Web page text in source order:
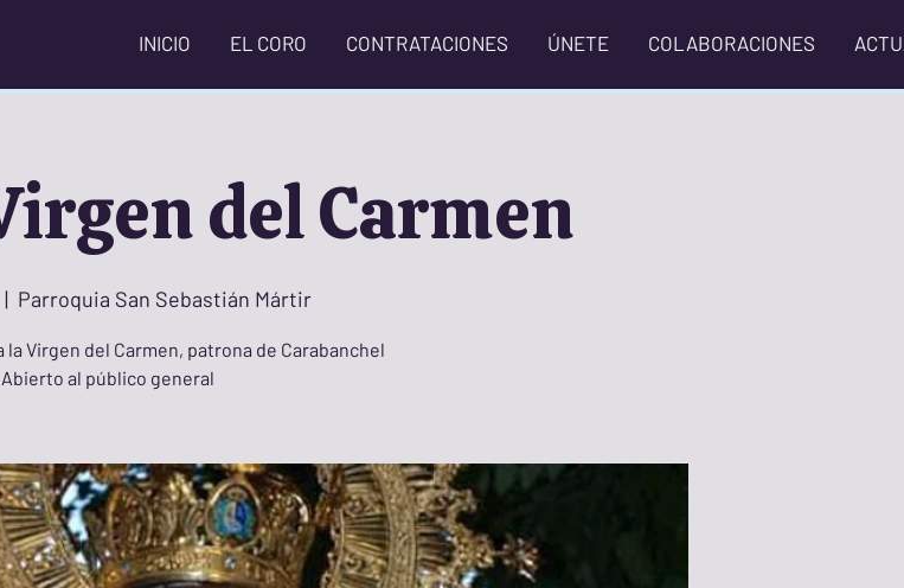
INICIO EL CORO CONTRATACIONES ÚNETE COLABORACIONES
del Carmen
|
Parroquia San Sebastián Mártir
Virgen del Carmen, patrona de Carabanchel
Abierto al público general